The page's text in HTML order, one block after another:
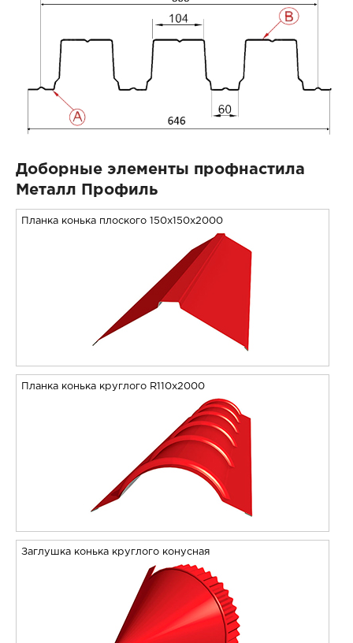
Доборные элементы профнастила
Металл Профиль
Планка конька плоского 150х150х2000
Планка конька круглого R110х2000
Заглушка конька круглого конусная